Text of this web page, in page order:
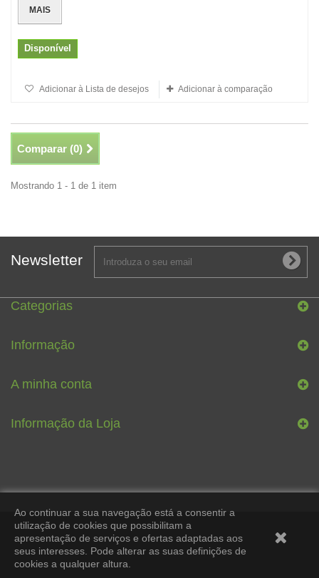
MAIS
Disponível
Adicionar à Lista de desejos Adicionar à comparação
Comparar (0)
Mostrando 1 - 1 de 1 item
Newsletter
Categorias
Informação
A minha conta
Informação da Loja
Ao continuar a sua navegação está a consentir a
utilização de cookies que possibilitam a
apresentação de serviços e ofertas adaptadas aos
seus interesses. Pode alterar as suas definições de
cookies a qualquer altura.